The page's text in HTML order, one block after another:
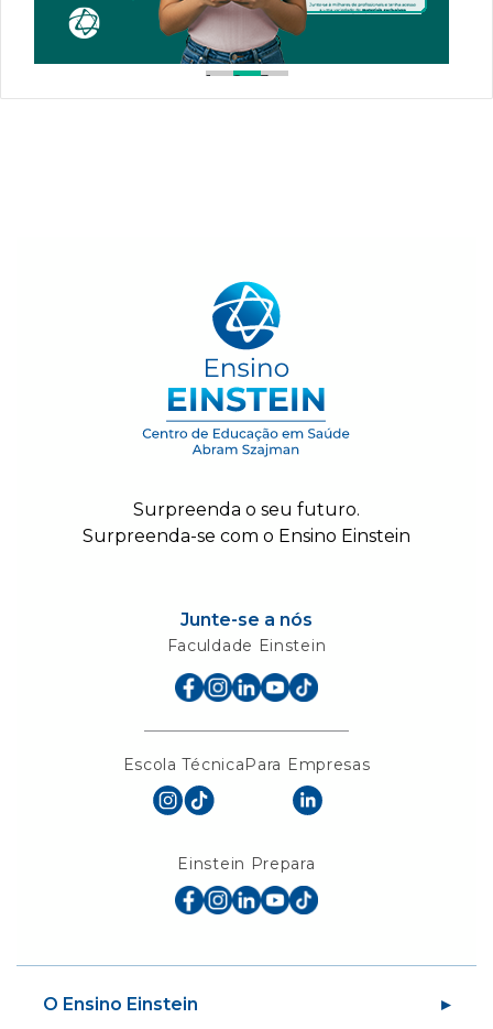
1 2 3
Surpreenda o seu futuro.
Surpreenda-se com o Ensino Einstein
Junte-se a nós
Faculdade Einstein
Escola TécnicaPara Empresas
Einstein Prepara
O Ensino Einstein